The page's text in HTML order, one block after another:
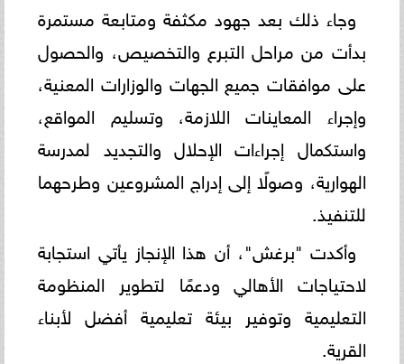
وجاء ذلك بعد جهود مكثفة ومتابعة مستمرة
بدأت من مراحل التبرع والتخصيص، والحصول
على موافقات جميع الجهات والوزارات المعنية،
وإجراء المعاينات اللازمة، وتسليم المواقع،
واستكمال إجراءات الإحلال والتجديد لمدرسة
الهوارية، وصولًا إلى إدراج المشروعين وطرحهما
للتنفيذ.
وأكدت "برغش"، أن هذا الإنجاز يأتي استجابة
لاحتياجات الأهالي ودعمًا لتطوير المنظومة
التعليمية وتوفير بيئة تعليمية أفضل لأبناء
القرية.